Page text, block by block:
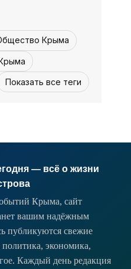
её
за работой
органов. На
Крыма
Показать все теги
— всё о жизни
Крыма, сайт
вашим надёжным
публикуются свежие
экономика,
Каждый день редакция